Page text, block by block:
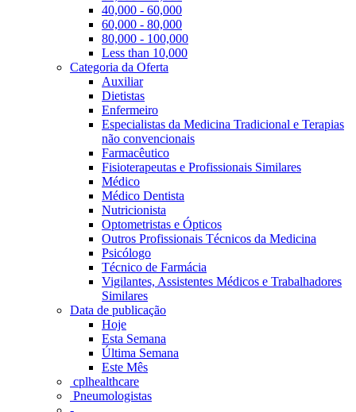
40,000 - 60,000
60,000 - 80,000
80,000 - 100,000
Less than 10,000
Categoria da Oferta
Auxiliar
Dietistas
Enfermeiro
Especialistas da Medicina Tradicional e Terapias
não convencionais
Farmacêutico
Fisioterapeutas e Profissionais Similares
Médico
Médico Dentista
Nutricionista
Optometristas e Ópticos
Outros Profissionais Técnicos da Medicina
Psicólogo
Técnico de Farmácia
Vigilantes, Assistentes Médicos e Trabalhadores
Similares
Data de publicação
Hoje
Esta Semana
Última Semana
Este Mês
‎ cplhealthcare‬
Pneumologistas